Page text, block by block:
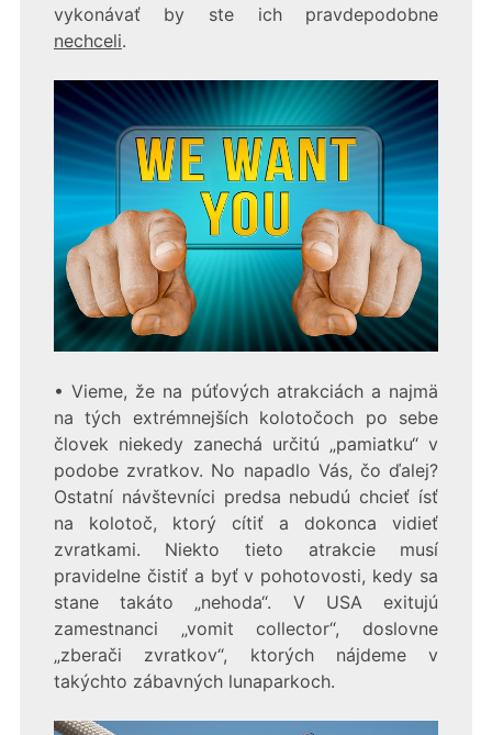
vykonávať by ste ich pravdepodobne
nechceli.
• Vieme, že na púťových atrakciách a najmä
na tých extrémnejších kolotočoch po sebe
človek niekedy zanechá určitú „pamiatku“ v
podobe zvratkov. No napadlo Vás, čo ďalej?
Ostatní návštevníci predsa nebudú chcieť ísť
na kolotoč, ktorý cítiť a dokonca vidieť
zvratkami. Niekto tieto atrakcie musí
pravidelne čistiť a byť v pohotovosti, kedy sa
stane takáto „nehoda“. V USA exitujú
zamestnanci „vomit collector“, doslovne
„zberači zvratkov“, ktorých nájdeme v
takýchto zábavných lunaparkoch.